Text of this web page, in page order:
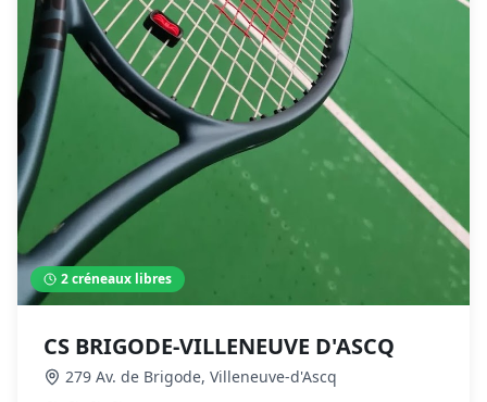
2créneaux libres
CS BRIGODE-VILLENEUVE D'ASCQ
279 Av. de Brigode, Villeneuve-d'Ascq